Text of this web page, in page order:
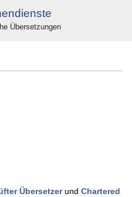
Übersetzungen
Übersetzerund Chartered